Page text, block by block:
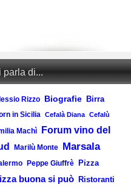
parla di...
Rizzo Biografie Birra
in Sicilia Cefalà Diana Cefalù
Machì
Forum vino del
Marilù Monte Marsala
Peppe Giuffrè Pizza
buona si può Ristoranti